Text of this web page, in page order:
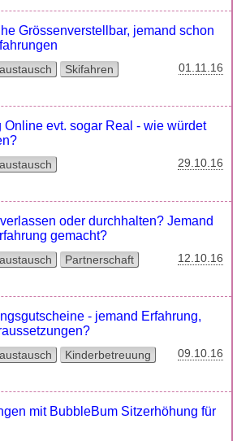
Grössenverstellbar, jemand schon
Skifahren 01.11.16
Online evt. sogar Real - wie würdet
29.10.16
oder durchhalten? Jemand
gemacht?
Partnerschaft 12.10.16
- jemand Erfahrung,
Kinderbetreuung 09.10.16
mit BubbleBum Sitzerhöhung für